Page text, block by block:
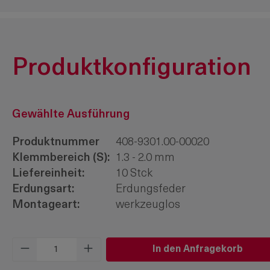
Produktkonfiguration
Gewählte Ausführung
Produktnummer
408-9301.00-00020
Klemmbereich (S):
1.3 - 2.0 mm
Liefereinheit:
10 Stck
Erdungsart:
Erdungsfeder
Montageart:
werkzeuglos
Produkt Anzahl: Gib denIn den Anfragekorb